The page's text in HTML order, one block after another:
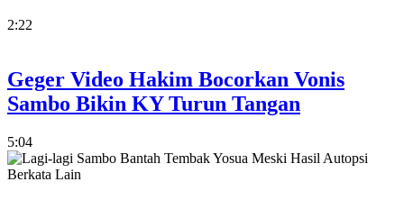
2:22
Geger Video Hakim Bocorkan Vonis
Sambo Bikin KY Turun Tangan
5:04